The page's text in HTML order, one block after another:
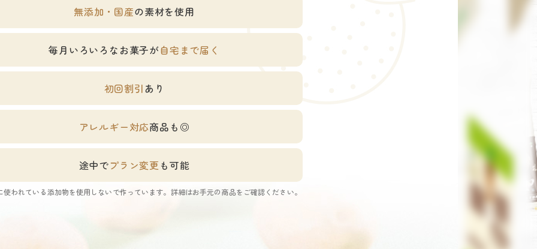
無添加・国産の素材を使用
毎月いろいろなお菓子が自宅まで届く
初回割引あり
アレルギー対応商品も◎
途中でプラン変更 も可能
われている添加物を使用しないで作っています。 詳細はお手元の商品をご確認ください。